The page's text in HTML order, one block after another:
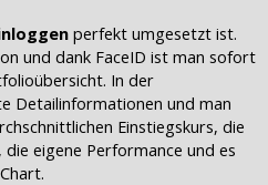
perfekt umgesetzt ist.
und dank FaceID ist man sofort
In der
Detailinformationen und man
Einstiegskurs, die
eigene Performance und es